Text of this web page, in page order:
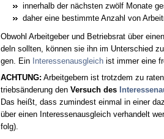
in­ner­halb der nächs­ten zwölf Mo­na­te
da­her ei­ne be­stimm­te An­zahl von
Ob­wohl Ar­beit­ge­ber und Be­triebs­rat über
deln soll­ten, können sie ihn im Un­ter­schied
gen. Ein In­ter­es­sen­aus­gleichist im­mer ei­ne
ACH­TUNG: Ar­beit­ge­bern ist trotz­dem zu
triebsände­rung den Ver­such des
Das heißt, dass zu­min­dest ein­mal in ei­ner
über ei­nen In­ter­es­sen­aus­gleich ver­han­delt
folg).